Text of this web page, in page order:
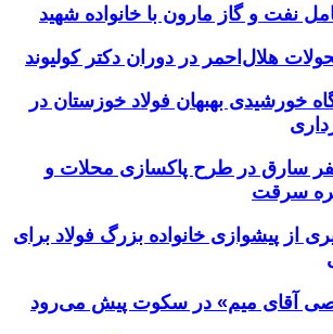
نفت و گاز مارون با خانواده شهید
هلال‌احمر در دوران دکتر کولیوند
خورشیدی بهبهان فولاد خوزستان در
۸ نفر سارق در طرح پاکسازی محلات و
از پیشوازی خانواده بزرگ فولاد برای
آقای میم» در سکوت پیش می‌رود